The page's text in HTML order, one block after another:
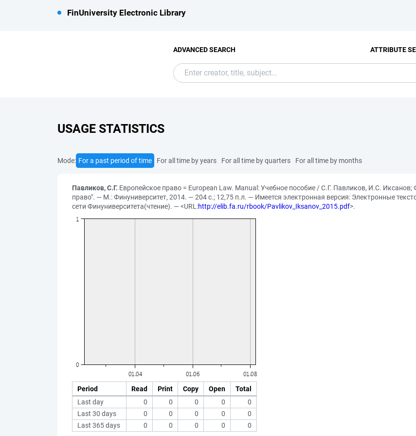
FinUniversity Electronic Library
ADVANCED SEARCH ATTRIBUTE
USAGE STATISTICS
Mode: For a past period of time For all time by years For all time by quarters For all time by months
Павликов, С.Г. Европейское право = European Law. Manual: Учебное пособие / С.Г. Павликов, И.С.
право". — М.: Финуниверситет, 2014. — 204 с.; 12,75 п.л. — Имеется электронная версия: Электронные
сети Финуниверситета(чтение). — <URL:http://elib.fa.ru/rbook/Pavlikov_Iksanov_2015.pdf>.
Period Read Print Copy Open
Total
Last day
0 0 0 0
0
Last 30 days
0 0 0 0
0
Last 365 days
0 0 0 0 0